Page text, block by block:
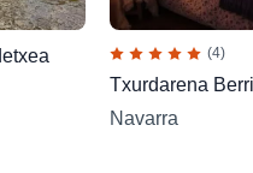
(4)
Txurdarena Berri
Navarra